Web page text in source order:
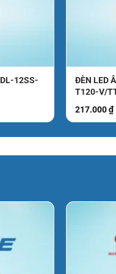
mua đúng mã
trong 10 phút
và ghi lại vị trí treo
.
sáng trong 15
sử dụng cho sản
trong catalogue/
12SS-
ĐÈN LED
T120-V/
217.000₫